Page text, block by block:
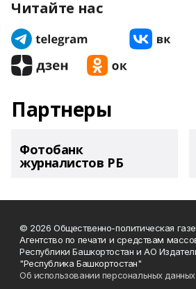
Читайте нас
Партнеры
Фотобанк
журналистов РБ
© 2026 Общественно-политическая
Агентство по печати и средствам
Республики Башкортостан и АО
"Республика Башкортостан"
Об использовании персональных данных